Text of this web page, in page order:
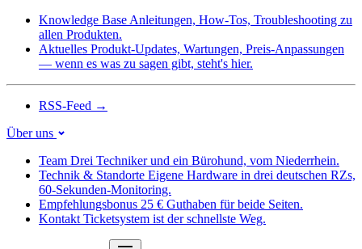
Knowledge Base Anleitungen, How-Tos, Troubleshooting zu
allen Produkten.
Aktuelles Produkt-Updates, Wartungen, Preis-Anpassungen
— wenn es was zu sagen gibt, steht's hier.
RSS-Feed →
Über uns
Team Drei Techniker und ein Bürohund, vom Niederrhein.
Technik & Standorte Eigene Hardware in drei deutschen RZs,
60-Sekunden-Monitoring.
Empfehlungsbonus 25 € Guthaben für beide Seiten.
Kontakt Ticketsystem ist der schnellste Weg.